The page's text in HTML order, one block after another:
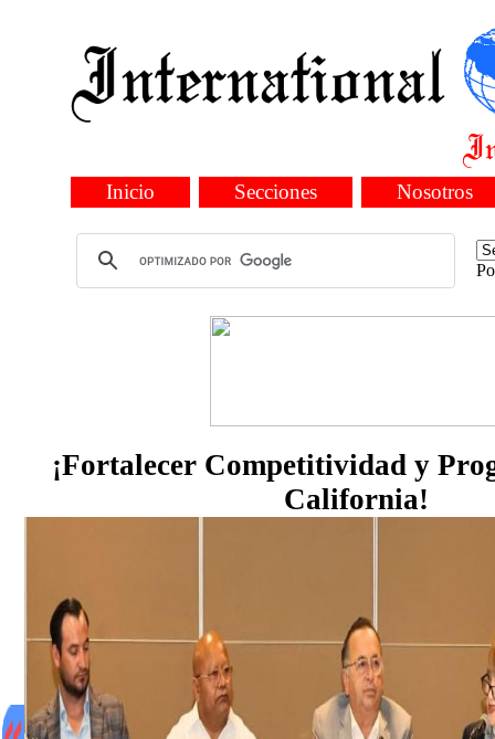
Inicio Secciones Nosotros
¡Fortalecer Competitividad y
California!